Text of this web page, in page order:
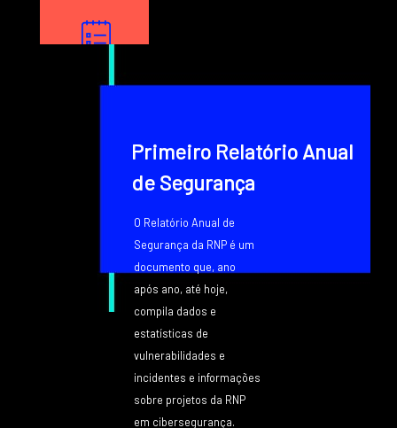
Primeiro Relatório Anual
de Segurança
O Relatório Anual de
Segurança da RNP é um
documento que, ano
após ano, até hoje,
compila dados e
estatísticas de
vulnerabilidades e
incidentes e informações
sobre projetos da RNP
em cibersegurança.